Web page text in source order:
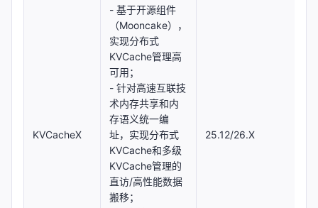
KVCacheX
- 基于开源组件
（Mooncake），
实现分布式
KVCache管理高
可用；
- 针对高速互联技
术内存共享和内
存语义统一编
址，实现分布式
KVCache和多级
KVCache管理的
直访/高性能数据
搬移；
25.12/26.X